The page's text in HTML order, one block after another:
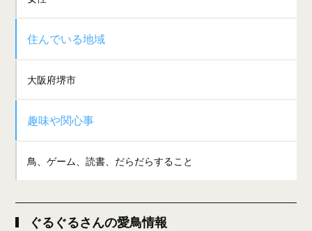
住んでいる地域
大阪府堺市
趣味や関心事
鳥、ゲーム、読書、だらだらすること
ぐるぐるさんの愛鳥情報